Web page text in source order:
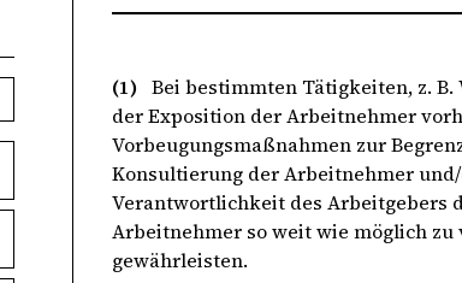
(1) Bei bestimmten Tätigkeiten, z.
der Exposition der Arbeitnehmer
Vorbeugungsmaßnahmen zur
Konsultierung der Arbeitnehmer
Verantwortlichkeit des Arbeitgebers
Arbeitnehmer so weit wie möglich
gewährleisten.